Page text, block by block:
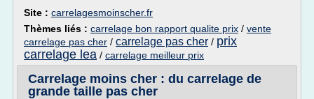
Site : carrelagesmoinscher.fr
Thèmes liés : carrelage bon rapport qualite prix / vente
carrelage pas cher / carrelage pas cher / prix
carrelage lea / carrelage meilleur prix
Carrelage moins cher : du carrelage de
grande taille pas cher